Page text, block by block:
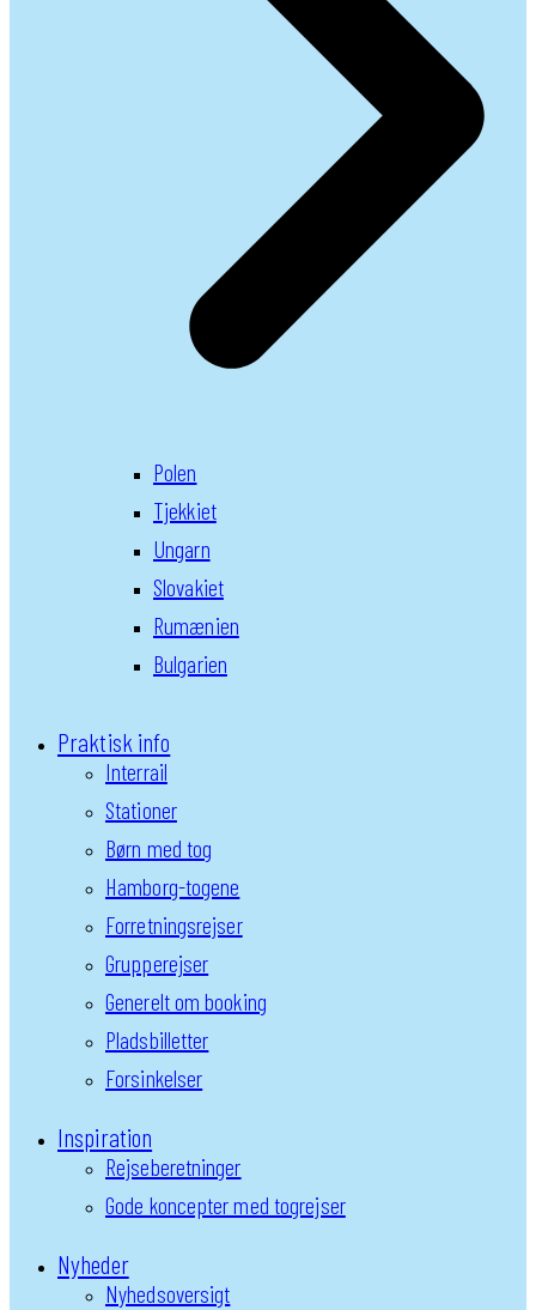
Polen
Tjekkiet
Ungarn
Slovakiet
Rumænien
Bulgarien
Praktisk info
Interrail
Stationer
Børn med tog
Hamborg-togene
Forretningsrejser
Grupperejser
Generelt om booking
Pladsbilletter
Forsinkelser
Inspiration
Rejseberetninger
Gode koncepter med togrejser
Nyheder
Nyhedsoversigt